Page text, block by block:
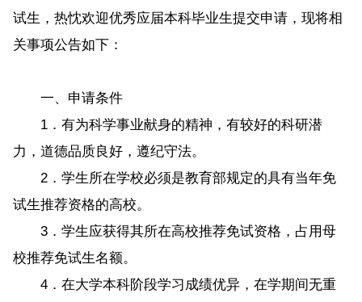
试生，热忱欢迎优秀应届本科毕业生提交申请，现将相
关事项公告如下：
一、申请条件
1．有为科学事业献身的精神，有较好的科研潜
力，道德品质良好，遵纪守法。
2．学生所在学校必须是教育部规定的具有当年免
试生推荐资格的高校。
3．学生应获得其所在高校推荐免试资格，占用母
校推荐免试生名额。
4．在大学本科阶段学习成绩优异，在学期间无重